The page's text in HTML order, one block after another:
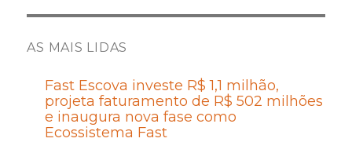
AS MAIS LIDAS
Fast Escova investe R$ 1,1 milhão,
projeta faturamento de R$ 502 milhões
e inaugura nova fase como
Ecossistema Fast